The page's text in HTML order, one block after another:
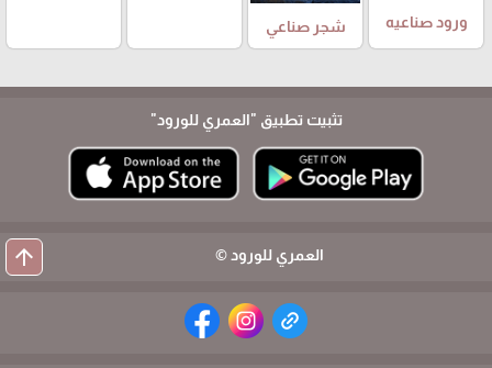
ورود صناعيه شجر صناعي
تثبيت تطبيق "العمري للورود"
العمري للورود © arrow_upward